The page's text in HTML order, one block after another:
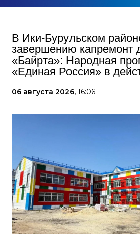
В Ики‑Бурульском
завершению капремонт
«Байрта»: Народная
«Единая Россия» в
06 августа 2026, 16:06